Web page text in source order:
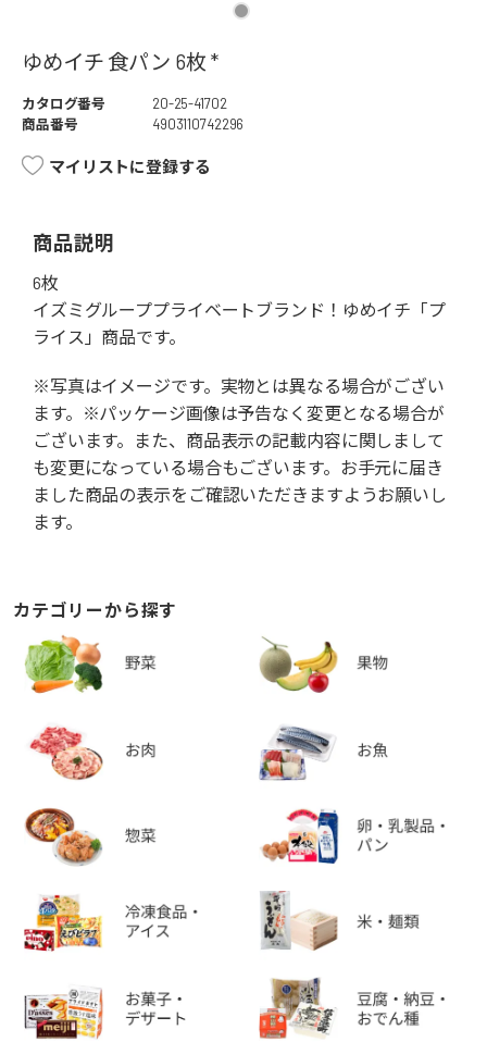
ゆめイチ 食パン 6枚 *
カタログ番号
20-25-41702
商品番号
4903110742296
マイリストに登録する
商品説明
6枚
イズミグループプライベートブランド！ゆめイチ「プ
ライス」商品です。
※写真はイメージです。実物とは異なる場合がござい
ます。※パッケージ画像は予告なく変更となる場合が
ございます。また、商品表示の記載内容に関しまして
も変更になっている場合もございます。お手元に届き
ました商品の表示をご確認いただきますようお願いし
ます。
カテゴリーから探す